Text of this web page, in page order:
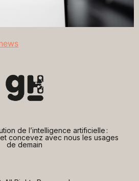
de l’intelligence artificielle :
concevez avec nous les usages
de demain